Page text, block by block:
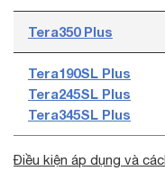
Tera350 Plus
Tera190SL Plus
Tera245SL Plus
Tera345SL Plus
Điều kiện áp dụng và